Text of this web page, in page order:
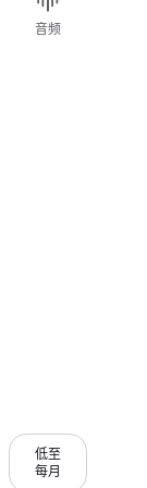
音频
低至
每月